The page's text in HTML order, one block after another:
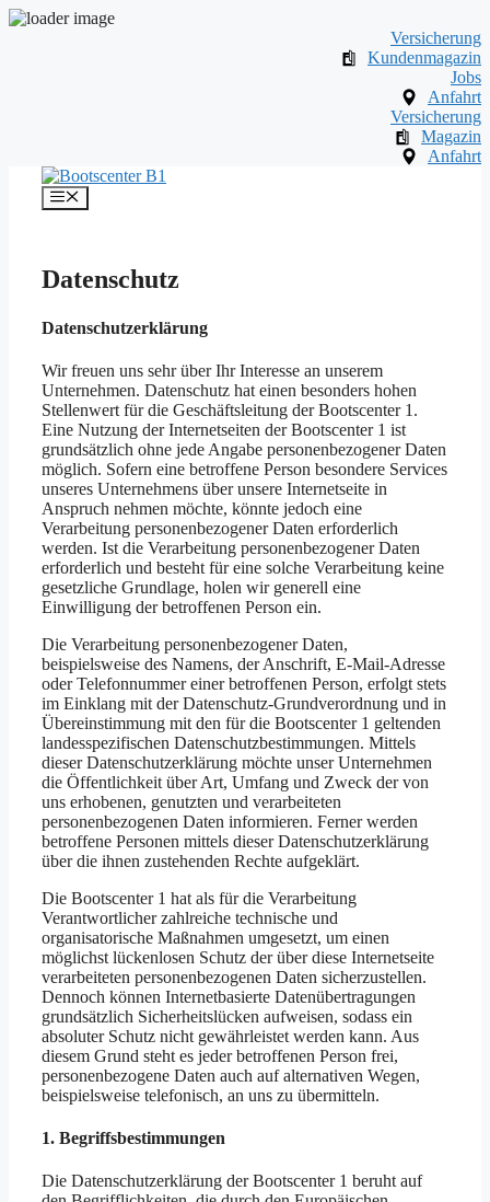
Versicherung
Kundenmagazin
Jobs
Anfahrt
Versicherung
Magazin
Anfahrt
Inhalt
springen
Menü
Datenschutz
Datenschutzerklärung
Wir freuen uns sehr über Ihr Interesse an unserem
Unternehmen. Datenschutz hat einen besonders hohen
Stellenwert für die Geschäftsleitung der Bootscenter 1.
Eine Nutzung der Internetseiten der Bootscenter 1 ist
grundsätzlich ohne jede Angabe personenbezogener Daten
möglich. Sofern eine betroffene Person besondere Services
unseres Unternehmens über unsere Internetseite in
Anspruch nehmen möchte, könnte jedoch eine
Verarbeitung personenbezogener Daten erforderlich
werden. Ist die Verarbeitung personenbezogener Daten
erforderlich und besteht für eine solche Verarbeitung keine
gesetzliche Grundlage, holen wir generell eine
Einwilligung der betroffenen Person ein.
Die Verarbeitung personenbezogener Daten,
beispielsweise des Namens, der Anschrift, E-Mail-Adresse
oder Telefonnummer einer betroffenen Person, erfolgt stets
im Einklang mit der Datenschutz-Grundverordnung und in
Übereinstimmung mit den für die Bootscenter 1 geltenden
landesspezifischen Datenschutzbestimmungen. Mittels
dieser Datenschutzerklärung möchte unser Unternehmen
die Öffentlichkeit über Art, Umfang und Zweck der von
uns erhobenen, genutzten und verarbeiteten
personenbezogenen Daten informieren. Ferner werden
betroffene Personen mittels dieser Datenschutzerklärung
über die ihnen zustehenden Rechte aufgeklärt.
Die Bootscenter 1 hat als für die Verarbeitung
Verantwortlicher zahlreiche technische und
organisatorische Maßnahmen umgesetzt, um einen
möglichst lückenlosen Schutz der über diese Internetseite
verarbeiteten personenbezogenen Daten sicherzustellen.
Dennoch können Internetbasierte Datenübertragungen
grundsätzlich Sicherheitslücken aufweisen, sodass ein
absoluter Schutz nicht gewährleistet werden kann. Aus
diesem Grund steht es jeder betroffenen Person frei,
personenbezogene Daten auch auf alternativen Wegen,
beispielsweise telefonisch, an uns zu übermitteln.
1. Begriffsbestimmungen
Die Datenschutzerklärung der Bootscenter 1 beruht auf